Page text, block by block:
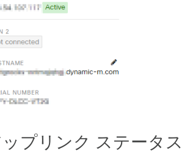
プリンク ステータス